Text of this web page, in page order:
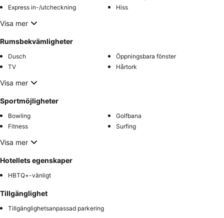
Express in-/utcheckning
Hiss
Visa mer
Rumsbekvämligheter
Dusch
Öppningsbara fönster
TV
Hårtork
Visa mer
Sportmöjligheter
Bowling
Golfbana
Fitness
Surfing
Visa mer
Hotellets egenskaper
HBTQ+-vänligt
Tillgänglighet
Tillgänglighetsanpassad parkering